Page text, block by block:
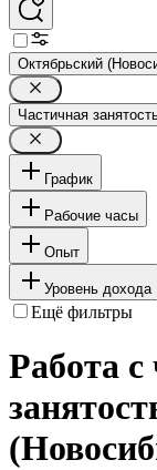
Октябрьский
Частичная
График
Рабочие часы
Опыт
Уровень дохода
Ещё фильтры
Работа с